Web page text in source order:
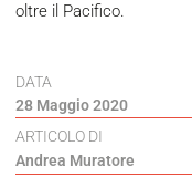
oltre il Pacifico.
DATA
28 Maggio 2020
ARTICOLO DI
Andrea Muratore